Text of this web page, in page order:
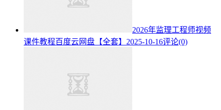
2026年监理工程师视频
课件教程百度云网盘【全套】 2025-10-16评论(0)